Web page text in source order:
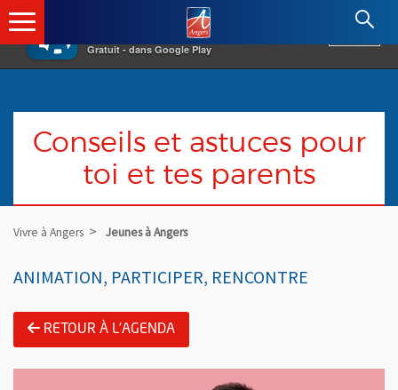
×
Gratuit - dans Google Play
Angers.fr : Retour à l'accueil
Conseils et astuces pour
toi et tes parents
Vivre à Angers Jeunes à Angers
ANIMATION, PARTICIPER, RENCONTRE
RETOUR À L'AGENDA